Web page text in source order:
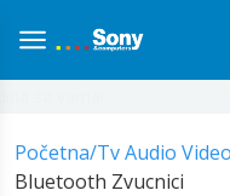
Početna/Tv Audio
Bluetooth Zvucnici